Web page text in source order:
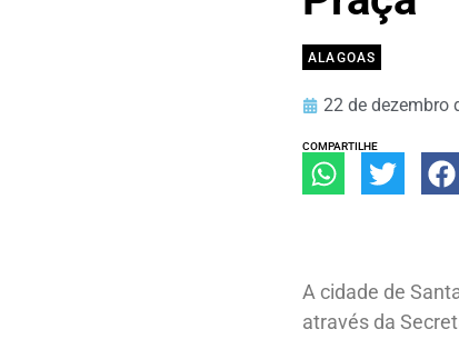
ALAGOAS
22 de dezembro
COMPARTILHE
A cidade de
através da